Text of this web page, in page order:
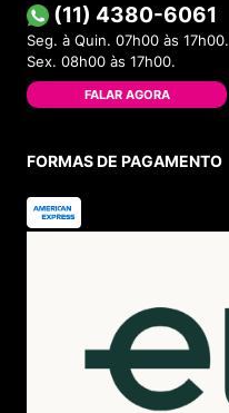
(11) 4380-6061
Seg. à Quin. 07h00 às 17h00.
Sex. 08h00 às 17h00.
FALAR AGORA
FORMAS DE PAGAMENTO